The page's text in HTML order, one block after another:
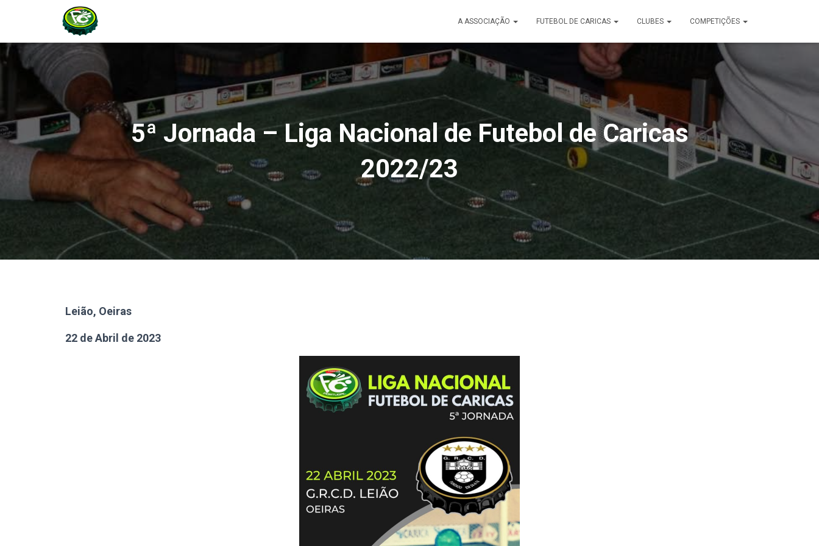
A ASSOCIAÇÃO FUTEBOL DE CARICAS CLUBES COMPETIÇÕES
5ª Jornada – Liga Nacional de Futebol de Caricas
2022/23
Leião, Oeiras
22 de Abril de 2023